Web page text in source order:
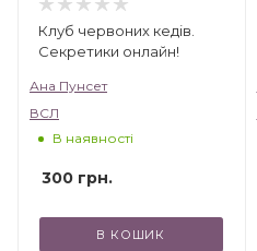
Клуб червоних кедів.
Секретики онлайн!
Ана Пунсет
ВСЛ
В наявності
300 грн.
В КОШИК